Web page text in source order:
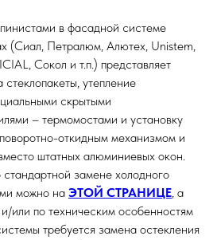
в фасадной системе
(Сиал, Петралюм, Алютех, Unistem,
Сокол и т.п.) представляет
утепление
скрытыми
– термомостами и установку
откидным механизмом и
штатных алюминиевых окон.
замене холодного
можно на ЭТОЙ СТРАНИЦЕ , а
или по техническим особенностям
требуется замена остекления